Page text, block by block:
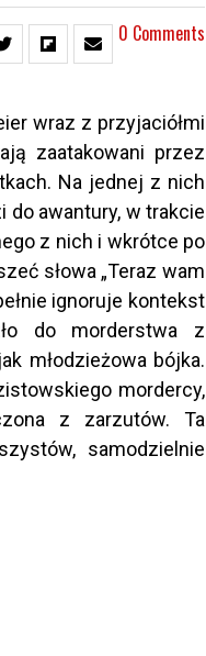
0 Comments
wraz z przyjaciółmi
zaatakowani przez
Na jednej z nich
do awantury, w trakcie
z nich i wkrótce po
słowa „Teraz wam
ignoruje kontekst
do morderstwa z
młodzieżowa bójka.
mordercy,
z zarzutów. Ta
samodzielnie